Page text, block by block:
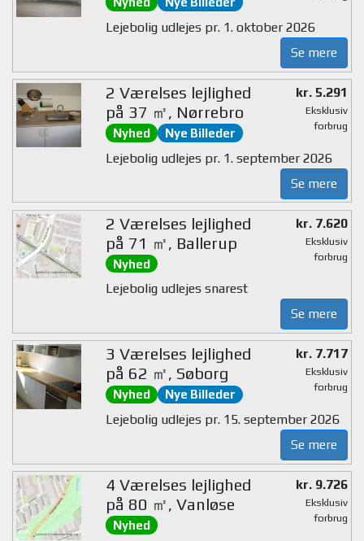
Lejebolig udlejes pr. 1. oktober 2026
Se mere
2 Værelses lejlighed
på 37 ㎡, Nørrebro
Nyhed Nye Billeder
kr. 5.291
Eksklusiv
forbrug
Lejebolig udlejes pr. 1. september 2026
Se mere
2 Værelses lejlighed
på 71 ㎡, Ballerup
Nyhed
kr. 7.620
Eksklusiv
forbrug
Lejebolig udlejes snarest
Se mere
3 Værelses lejlighed
på 62 ㎡, Søborg
Nyhed Nye Billeder
kr. 7.717
Eksklusiv
forbrug
Lejebolig udlejes pr. 15. september 2026
Se mere
4 Værelses lejlighed
på 80 ㎡, Vanløse
Nyhed
kr. 9.726
Eksklusiv
forbrug